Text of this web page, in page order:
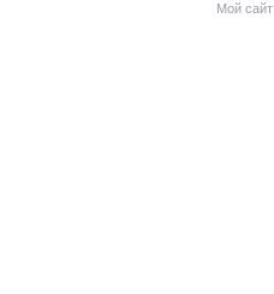
Мой сайт